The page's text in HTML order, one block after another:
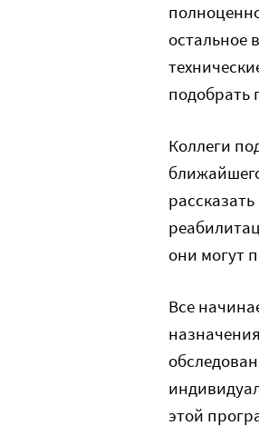
остальное
подобрать
Коллеги
они могут
Все
этой